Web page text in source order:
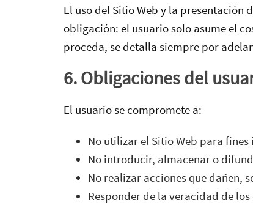
El uso del Sitio Web y la
obligación: el usuario solo asume el
proceda, se detalla siempre por
6. Obligaciones del
El usuario se compromete a:
No utilizar el Sitio Web para
No introducir, almacenar o
No realizar acciones que dañen,
Responder de la veracidad de